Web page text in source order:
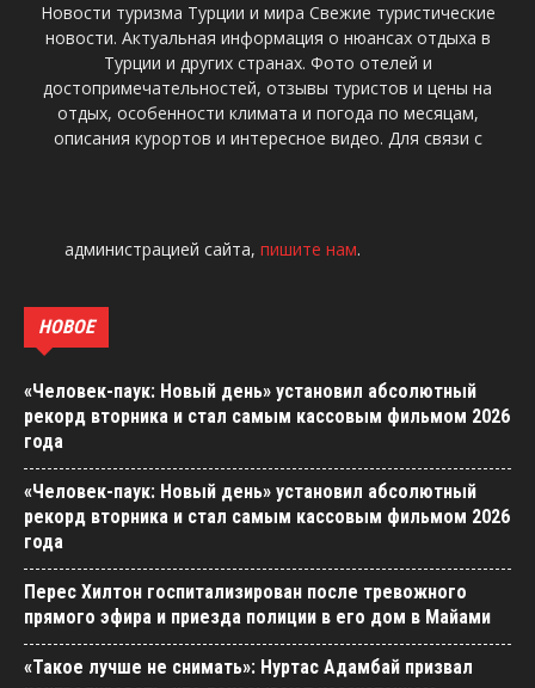
Новости туризма Турции и мира Свежие туристические
новости. Актуальная информация о нюансах отдыха в
Турции и других странах. Фото отелей и
достопримечательностей, отзывы туристов и цены на
отдых, особенности климата и погода по месяцам,
описания курортов и интересное видео. Для связи с
администрацией сайта, пишите нам.
НОВОЕ
«Человек-паук: Новый день» установил абсолютный
рекорд вторника и стал самым кассовым фильмом 2026
года
«Человек-паук: Новый день» установил абсолютный
рекорд вторника и стал самым кассовым фильмом 2026
года
Перес Хилтон госпитализирован после тревожного
прямого эфира и приезда полиции в его дом в Майами
«Такое лучше не снимать»: Нуртас Адамбай призвал